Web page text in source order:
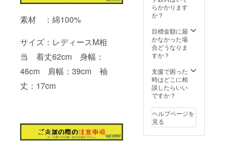
素材 ：綿100%
サイズ：レディースM相
当 着丈62cm 身幅：
46cm 肩幅：39cm 袖
丈：17cm
らかかります
か？
目標金額に届
かなかった場
合どうなりま
すか？
支援で困った
時はどこに相
談したらいい
ですか？
ヘルプページを
見る